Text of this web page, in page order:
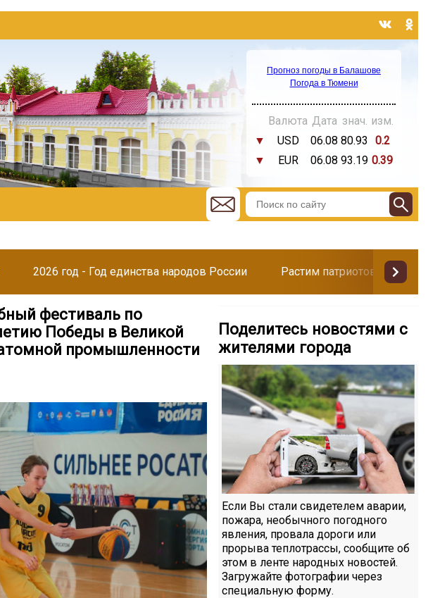
Прогноз погоды в Балашове
Погода в Тюмени
Валюта Дата знач. изм.
▼
USD 06.08 80.93
0.2
▼
EUR 06.08 93.19 0.39
2026 год - Год единства народов России Растим патриотов
фестиваль по
Победы в Великой
промышленности
Поделитесь новостями с
жителями города
Если Вы стали свидетелем аварии,
пожара, необычного погодного
явления, провала дороги или
прорыва теплотрассы, сообщите об
этом в ленте народных новостей.
Загружайте фотографии через
специальную форму.